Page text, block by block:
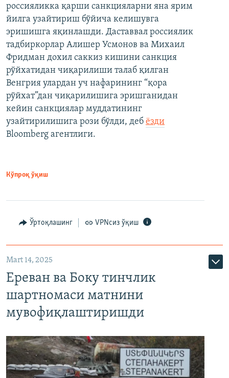
россияликка қарши санкцияларни яна ярим
йилга узайтириш бўйича келишувга
эришишга яқинлашди. Даставвал россиялик
тадбиркорлар Алишер Усмонов ва Михаил
Фридман дохил саккиз кишини санкция
рўйхатидан чиқарилиши талаб қилган
Венгрия улардан уч нафарининг “қора
рўйхат”дан чиқарилишига эришганидан
кейин санкциялар муддатининг
узайтирилишига рози бўлди, деб ёзди
Bloomberg агентлиги.
Кўпроқ ўқиш
Ўртоқлашинг VPNсиз ўқиш
Mart 14, 2025
Ереван ва Боку тинчлик
шартномаси матнини
мувофиқлаштиришди